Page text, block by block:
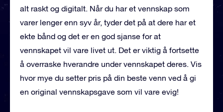
alt raskt og digitalt. Når du har et vennskap som
varer lenger enn syv år, tyder det på at dere har et
ekte bånd og det er en god sjanse for at
vennskapet vil vare livet ut. Det er viktig å fortsette
å overraske hverandre under vennskapet deres. Vis
hvor mye du setter pris på din beste venn ved å gi
en original vennskapsgave som vil vare evig!